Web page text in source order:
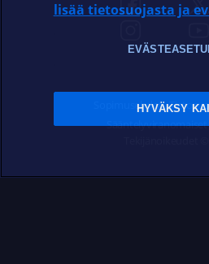
Sopimusehdot
Sääntelyviranomaiset
lisää tietosuojasta ja
HYVÄKSY